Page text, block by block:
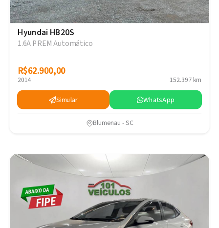
Hyundai HB20S
1.6A PREM Automático
R$62.900,00
R$62.900,00
2014 152.397 km
Simular WhatsApp
Blumenau - SC